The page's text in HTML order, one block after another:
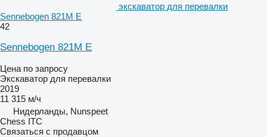
экскаватор для перевалки
Sennebogen 821M E
42
Sennebogen 821M E
Цена по запросу
Экскаватор для перевалки
2019
11 315 м/ч
Нидерланды, Nunspeet
Chess ITC
Связаться с продавцом